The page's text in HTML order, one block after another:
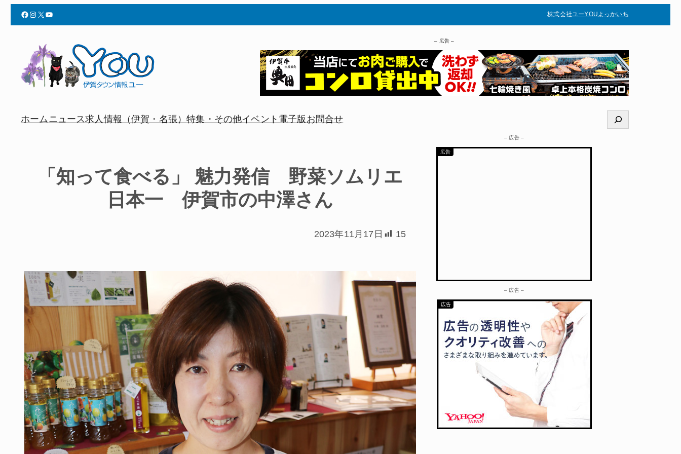
Facebook Instagram X YouTube 株式会社ユーYOUよっかいち
– 広告 –
ホームニュース求人情報（伊賀・名張）特集・その他イベント 電子版 お問合せ
検
索
「知って食べる」 魅力発信 野菜ソムリエ
日本一 伊賀市の中澤さん
2023年11月17日 15
– 広告 –
– 広告 –